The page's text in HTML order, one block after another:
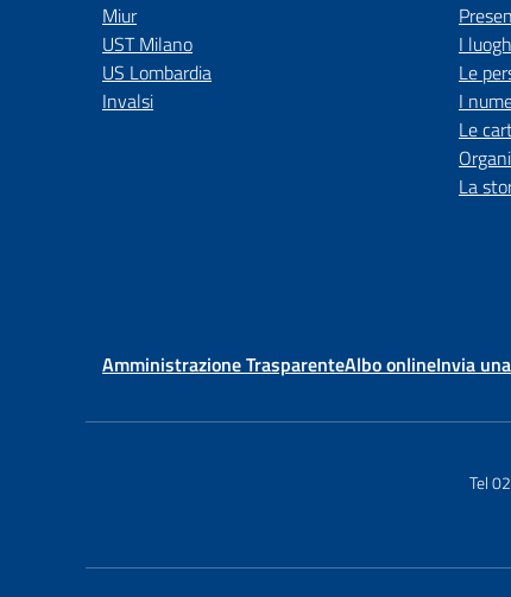
Miur
UST Milano
US Lombardia
Invalsi
I
Le
I
Le
La
Amministrazione TrasparenteAlbo onlineInvia
Tel